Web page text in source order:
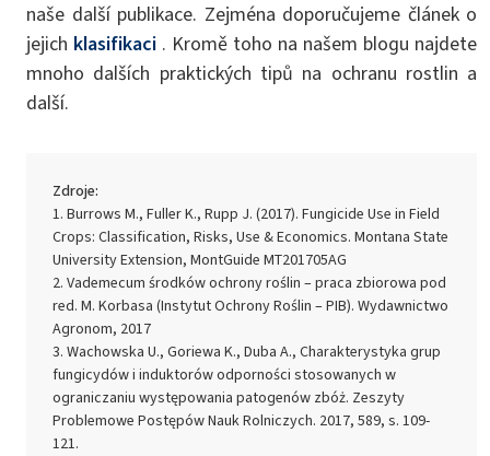
naše další publikace. Zejména doporučujeme článek o
jejich klasifikaci . Kromě toho na našem blogu najdete
mnoho dalších praktických tipů na ochranu rostlin a
další.
Zdroje:
Burrows M., Fuller K., Rupp J. (2017). Fungicide Use in Field
Crops: Classification, Risks, Use & Economics. Montana State
University Extension, MontGuide MT201705AG
Vademecum środków ochrony roślin – praca zbiorowa pod
red. M. Korbasa (Instytut Ochrony Roślin – PIB). Wydawnictwo
Agronom, 2017
Wachowska U., Goriewa K., Duba A., Charakterystyka grup
fungicydów i induktorów odporności stosowanych w
ograniczaniu występowania patogenów zbóż. Zeszyty
Problemowe Postępów Nauk Rolniczych. 2017, 589, s. 109-
121.